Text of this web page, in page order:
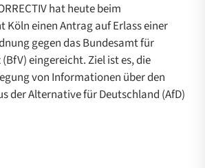
hat heute beim
einen Antrag auf Erlass einer
gegen das Bundesamt für
eingereicht. Ziel ist es, die
von Informationen über den
der Alternative für Deutschland (AfD)